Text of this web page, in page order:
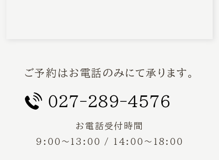
ご予約はお電話のみにて承ります。
027-289-4576
お電話受付時間
9:00〜13:00 / 14:00〜18:00